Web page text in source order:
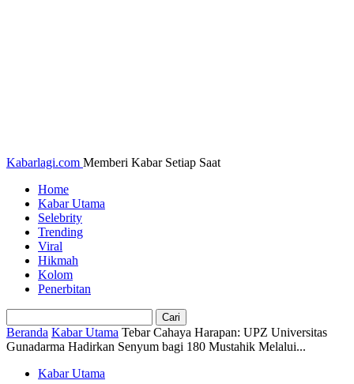
Kabarlagi.com Memberi Kabar Setiap Saat
Home
Kabar Utama
Selebrity
Trending
Viral
Hikmah
Kolom
Penerbitan
Beranda Kabar Utama Tebar Cahaya Harapan: UPZ Universitas
Gunadarma Hadirkan Senyum bagi 180 Mustahik Melalui...
Kabar Utama